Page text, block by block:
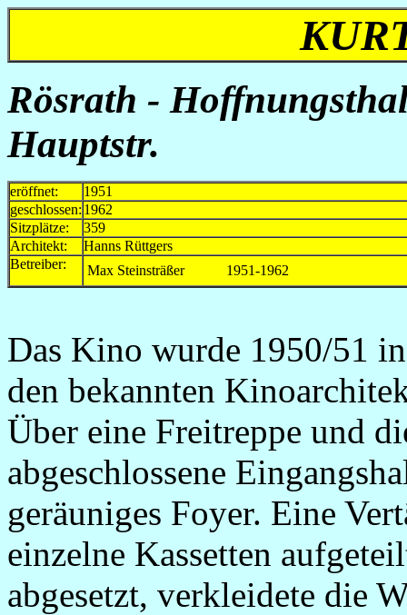
Rösrath -
Hauptstr.
eröffnet:
1951
geschlossen: 1962
Sitzplätze:
359
Architekt:
Hanns Rüttgers
Betreiber:
Max Steinsträßer 1951-1962
Das Kino wurde 1950/51
den bekannten
Über eine Freitreppe und
abgeschlossene
geräuniges Foyer. Eine
einzelne Kassetten
abgesetzt, verkleidete die